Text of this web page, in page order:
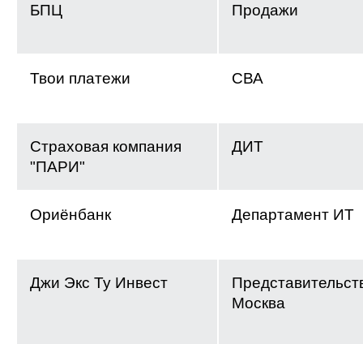
БПЦ Продажи
Твои платежи СВА
Страховая компания
"ПАРИ"
ДИТ
Ориёнбанк Департамент ИТ
Джи Экс Ту Инвест
Москва